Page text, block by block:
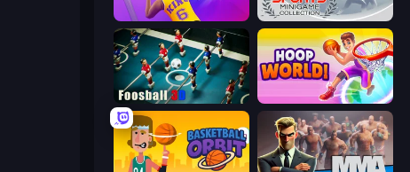
Basketball Superstars Gameloft Sports Minigame Collection
Foosball 3D Hoop World 3D